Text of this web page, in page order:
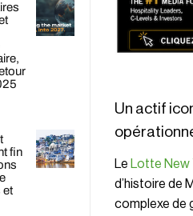
fin
et
Un actif
Le Lotte New
d’histoire de
complexe de